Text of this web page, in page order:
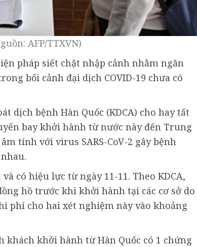
AFP/TTXVN)
pháp siết chặt nhập cảnh nhằm ngăn
bối cảnh đại dịch COVID-19 chưa có
dịch bệnh Hàn Quốc (KDCA) cho hay tất
bay khởi hành từ nước này đến Trung
tính với virus SARS-CoV-2 gây bệnh
có hiệu lực từ ngày 11-11. Theo KDCA,
hồ trước khi khởi hành tại các cơ sở do
phí cho hai xét nghiệm này vào khoảng
khách khởi hành từ Hàn Quốc có 1 chứng